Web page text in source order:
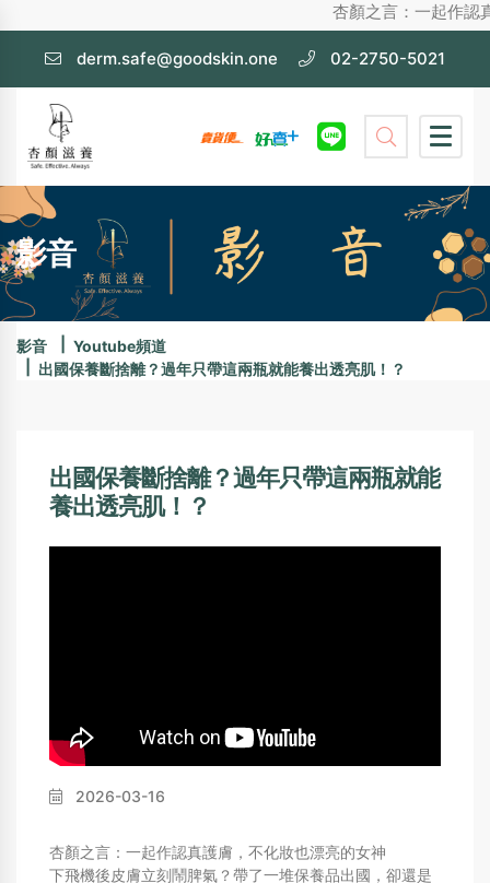
杏顏之言：一起作
derm.safe@goodskin.one 02-2750-5021
影音
影音
Youtube頻道
出國保養斷捨離？過年只帶這兩瓶就能養出透亮肌！？
出國保養斷捨離？過年只帶這兩瓶就能
養出透亮肌！？
2026-03-16
杏顏之言：一起作認真護膚，不化妝也漂亮的女神
下飛機後皮膚立刻鬧脾氣？帶了一堆保養品出國，卻還是